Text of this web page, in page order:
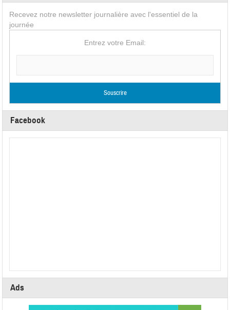
Recevez notre newsletter journalière avec l'essentiel de la
journée
Entrez votre Email:
Facebook
Ads